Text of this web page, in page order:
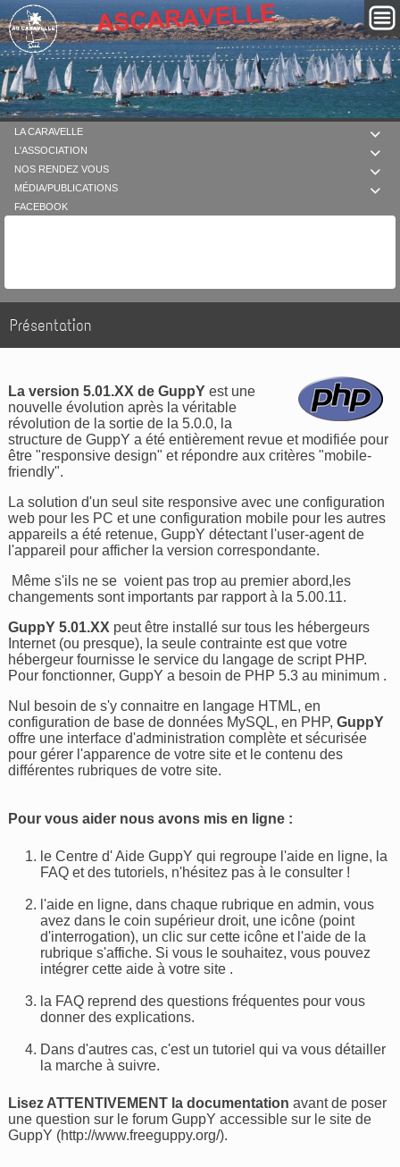

LA CARAVELLE

L'ASSOCIATION

NOS RENDEZ VOUS

MÉDIA/PUBLICATIONS
FACEBOOK
Présentation
La version 5.01.XX de GuppY est une
nouvelle évolution après la véritable
révolution de la sortie de la 5.0.0, la
structure de GuppY a été entièrement revue et modifiée pour
être "responsive design" et répondre aux critères "mobile-
friendly".
La solution d'un seul site responsive avec une configuration
web pour les PC et une configuration mobile pour les autres
appareils a été retenue, GuppY détectant l'user-agent de
l'appareil pour afficher la version correspondante.
Même s'ils ne se voient pas trop au premier abord,les
changements sont importants par rapport à la 5.00.11.
GuppY 5.01.XX peut être installé sur tous les hébergeurs
Internet (ou presque), la seule contrainte est que votre
hébergeur fournisse le service du langage de script PHP.
Pour fonctionner, GuppY a besoin de PHP 5.3 au minimum .
Nul besoin de s'y connaitre en langage HTML, en
configuration de base de données MySQL, en PHP,GuppY
offre une interface d'administration complète et sécurisée
pour gérer l'apparence de votre site et le contenu des
différentes rubriques de votre site.
Pour vous aider nous avons mis en ligne :
le Centre d' Aide GuppY qui regroupe l'aide en ligne, la
FAQ et des tutoriels, n'hésitez pas à le consulter !
l'aide en ligne, dans chaque rubrique en admin, vous
avez dans le coin supérieur droit, une icône (point
d'interrogation), un clic sur cette icône et l'aide de la
rubrique s'affiche. Si vous le souhaitez, vous pouvez
intégrer cette aide à votre site .
la FAQ reprend des questions fréquentes pour vous
donner des explications.
Dans d'autres cas, c'est un tutoriel qui va vous détailler
la marche à suivre.
Lisez ATTENTIVEMENT la documentation avant de poser
une question sur le forum GuppY accessible sur le site de
GuppY (http://www.freeguppy.org/).